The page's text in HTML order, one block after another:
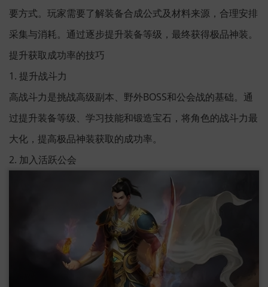
要方式。玩家需要了解装备合成公式及材料来源，合理安排
采集与消耗。通过逐步提升装备等级，最终获得极品神装。
提升获取成功率的技巧
1. 提升战斗力
高战斗力是挑战高级副本、野外BOSS和公会战的基础。通
过提升装备等级、学习技能和锻造宝石，将角色的战斗力最
大化，提高极品神装获取的成功率。
2. 加入活跃公会